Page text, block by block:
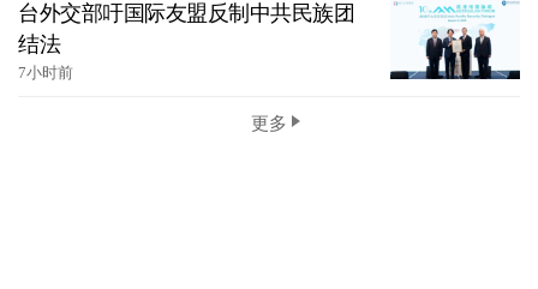
台外交部吁国际友盟反制中共民族团
结法
7小时前
更多